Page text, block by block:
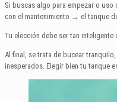
Si buscas algo para empezar o
con el mantenimiento → el tanque
Tu elección debe ser tan
Al final, se trata de bucear
inesperados. Elegir bien tu tanque